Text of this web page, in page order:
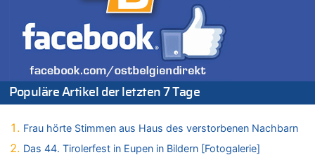
Belgien setzt bei Reit-WM auf starke Springreiter
08.08.2026 - 10:21 von Hugo Egon Bernhard von Sinnen zu
In Belgien missachten zwei von drei Autofahrern das
Tempolimit in 30er-Zonen – Untersuchung von Vias
08.08.2026 - 10:07 von Hugo Egon Bernhard von Sinnen zu
Wie kam es zur Ceuta-Krise?
Eschweiler: 16-Jähriger soll seine Oma ermordet haben
08.08.2026 - 09:24 von Ermitler zu
Populäre Artikel der letzten 7 Tage
Frau hörte Stimmen aus Haus des verstorbenen Nachbarn
Das 44. Tirolerfest in Eupen in Bildern [Fotogalerie]